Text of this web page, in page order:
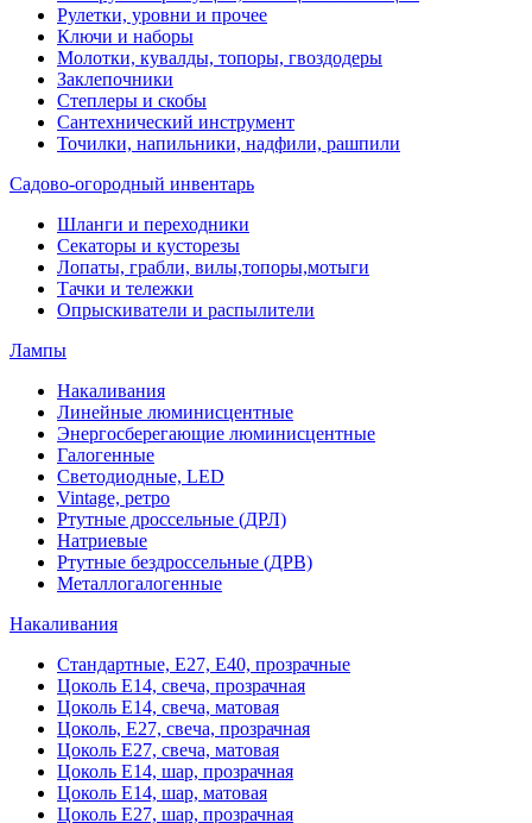
Рулетки, уровни и прочее
Ключи и наборы
Молотки, кувалды, топоры, гвоздодеры
Заклепочники
Степлеры и скобы
Сантехнический инструмент
Точилки, напильники, надфили, рашпили
Садово-огородный инвентарь
Шланги и переходники
Секаторы и кусторезы
Лопаты, грабли, вилы,топоры,мотыги
Тачки и тележки
Опрыскиватели и распылители
Лампы
Накаливания
Линейные люминисцентные
Энергосберегающие люминисцентные
Галогенные
Светодиодные, LED
Vintage, ретро
Ртутные дроссельные (ДРЛ)
Натриевые
Ртутные бездроссельные (ДРВ)
Металлогалогенные
Накаливания
Стандартные, Е27, Е40, прозрачные
Цоколь Е14, свеча, прозрачная
Цоколь Е14, свеча, матовая
Цоколь, Е27, свеча, прозрачная
Цоколь Е27, свеча, матовая
Цоколь Е14, шар, прозрачная
Цоколь Е14, шар, матовая
Цоколь Е27, шар, прозрачная